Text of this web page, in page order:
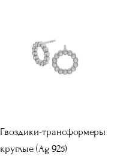
Гвоздики-трансформеры
круглые (Ag 925)